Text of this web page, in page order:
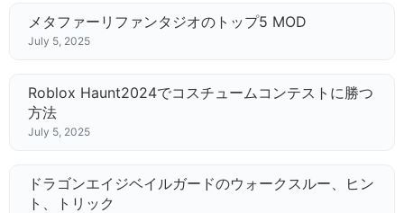
メタファーリファンタジオのトップ5 MOD
July 5, 2025
Roblox Haunt2024でコスチュームコンテストに勝つ
方法
July 5, 2025
ドラゴンエイジベイルガードのウォークスルー、ヒン
ト、トリック